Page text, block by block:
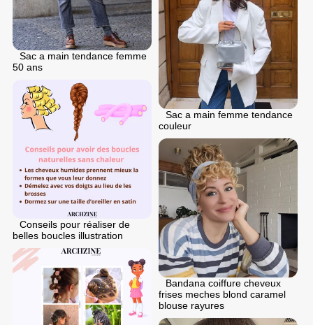
Sac a main tendance femme
50 ans
Sac a main femme tendance
couleur
Conseils pour réaliser de
belles boucles illustration
Bandana coiffure cheveux
frises meches blond caramel
blouse rayures